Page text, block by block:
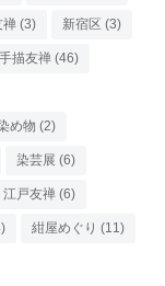
禅 (3) 新宿区 (3)
描友禅 (46)
め物 (2)
染芸展 (6)
江戸友禅 (6)
紺屋めぐり (11)